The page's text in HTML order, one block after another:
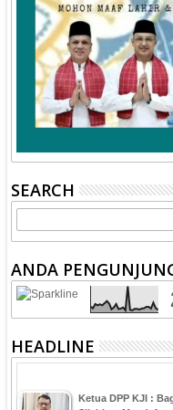
SEARCH
ANDA
HEADLINE
Ketua DPP KJI :